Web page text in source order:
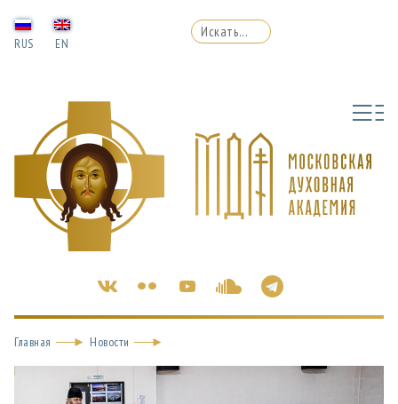
RUS EN
Главная Новости